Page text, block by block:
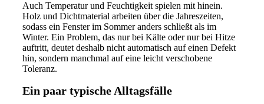
Auch Temperatur und Feuchtigkeit spielen mit hinein.
Holz und Dichtmaterial arbeiten über die Jahreszeiten,
sodass ein Fenster im Sommer anders schließt als im
Winter. Ein Problem, das nur bei Kälte oder nur bei Hitze
auftritt, deutet deshalb nicht automatisch auf einen Defekt
hin, sondern manchmal auf eine leicht verschobene
Toleranz.
Ein paar typische Alltagsfälle